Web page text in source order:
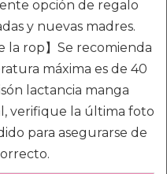
opción de regalo
y nuevas madres.
la rop】Se recomienda
máxima es de 40
lactancia manga
verifique la última foto
para asegurarse de